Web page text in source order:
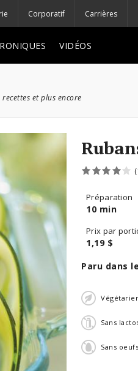
Corporatif Carrières
VIDÉOS
et plus encore
Préparation
10 min
Prix par
1,19 $
Paru dans
Sans
Sans oeufs